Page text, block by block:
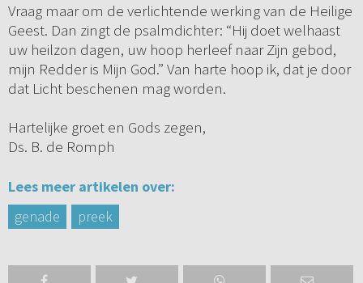
Vraag maar om de verlichtende werking van de Heilige
Geest. Dan zingt de psalmdichter: “Hij doet welhaast
uw heilzon dagen, uw hoop herleef naar Zijn gebod,
mijn Redder is Mijn God.” Van harte hoop ik, dat je door
dat Licht beschenen mag worden.
Hartelijke groet en Gods zegen,
Ds. B. de Romph
Lees meer artikelen over:
genade
preek